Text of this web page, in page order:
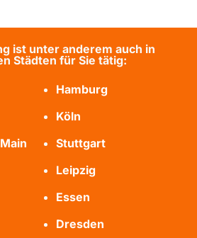
ist unter anderem auch in
Städten für Sie tätig:
Hamburg
Köln
Stuttgart
Leipzig
Essen
Dresden